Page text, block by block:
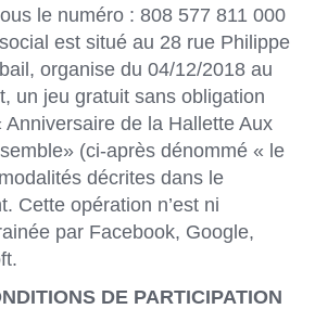
le numéro : 808 577 811 000
est situé au 28 rue Philippe
organise du 04/12/2018 au
un jeu gratuit sans obligation
Anniversaire de la Hallette Aux
(ci-après dénommé « le
décrites dans le
Cette opération n’est ni
par Facebook, Google,
DE PARTICIPATION